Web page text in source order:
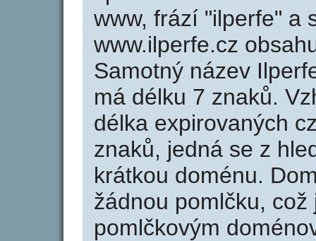
www, frází "ilperfe" a
www.ilperfe.cz
Samotný název
má délku 7 znaků.
délka expirovaných
znaků, jedná se z
krátkou doménu.
žádnou pomlčku,
pomlčkovým